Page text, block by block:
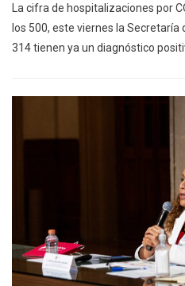
La cifra de hospitalizaciones por
los 500, este viernes la Secretaría
314 tienen ya un diagnóstico